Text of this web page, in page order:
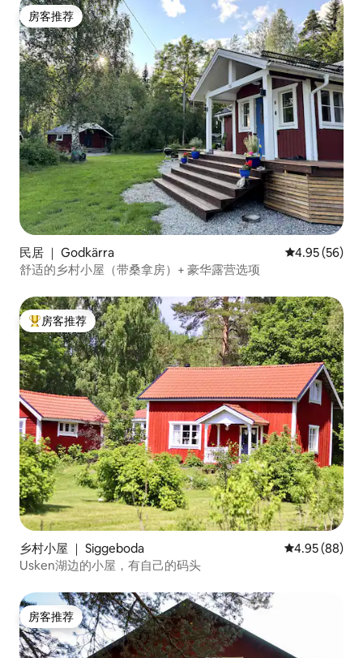
房客推荐
房客推荐
民居 ｜ Godkärra 平均评分
4.95 (56)
舒适的乡村小屋（带桑拿房）+ 豪华露营选项
热门「房客推荐」
房客推荐
乡村小屋 ｜ Siggeboda 平均评分 4.95
4.95 (88)
Usken湖边的小屋，有自己的码头
房客推荐
房客推荐